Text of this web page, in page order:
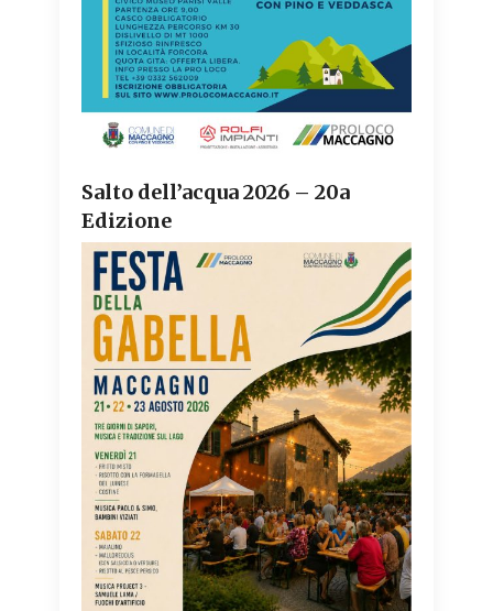
Salto dell’acqua 2026 – 20a
Edizione